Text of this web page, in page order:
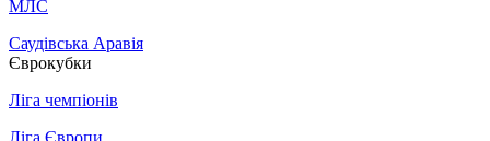
МЛС
Саудівська Аравія
Єврокубки
Ліга чемпіонів
Ліга Європи